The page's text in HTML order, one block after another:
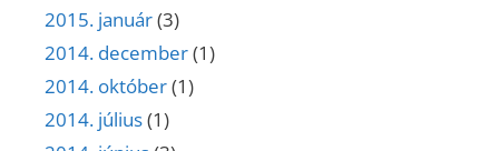
2015. január(3)
2014. december(1)
2014. október(1)
2014. július(1)